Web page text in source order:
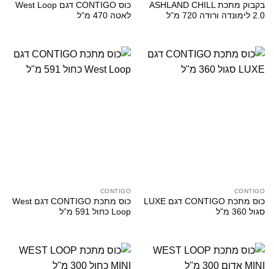
בקבוק מתכת ASHLAND CHILL
2.0 לימונדה ורודה 720 מ”ל
כוס CONTIGO דגם West Loop
לאטה 470 מ”ל
CONTIGO
כוס מתכת CONTIGO דגם LUXE
סגול 360 מ”ל
CONTIGO
כוס מתכת CONTIGO דגם West
Loop כחול 591 מ”ל